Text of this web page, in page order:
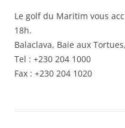
Le golf du Maritim vous
18h.
Balaclava, Baie aux
Tel : +230 204 1000
Fax : +230 204 1020